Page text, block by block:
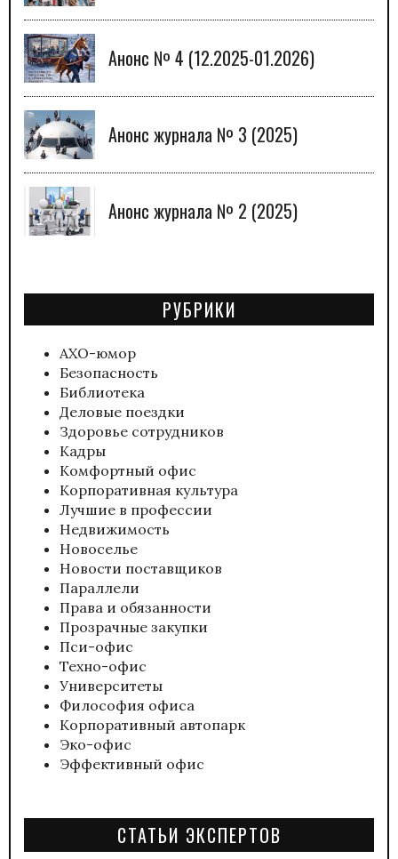
Анонс № 4 (12.2025-01.2026)
Анонс журнала № 3 (2025)
Анонс журнала № 2 (2025)
РУБРИКИ
АХО-юмор
Безопасность
Библиотека
Деловые поездки
Здоровье сотрудников
Кадры
Комфортный офис
Корпоративная культура
Лучшие в профессии
Недвижимость
Новоселье
Новости поставщиков
Параллели
Права и обязанности
Прозрачные закупки
Пси-офис
Техно-офис
Университеты
Философия офиса
Корпоративный автопарк
Эко-офис
Эффективный офис
СТАТЬИ ЭКСПЕРТОВ